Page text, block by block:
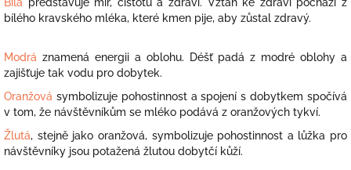
bílého kravského mléka, které kmen pije, aby zůstal zdravý.
Modrá znamená energii a oblohu. Déšť padá z modré oblohy a
zajišťuje tak vodu pro dobytek.
Oranžová symbolizuje pohostinnost a spojení s dobytkem spočívá
v tom, že návštěvníkům se mléko podává z oranžových tykví.
Žlutá, stejně jako oranžová, symbolizuje pohostinnost a lůžka pro
návštěvníky jsou potažená žlutou dobytčí kůží.